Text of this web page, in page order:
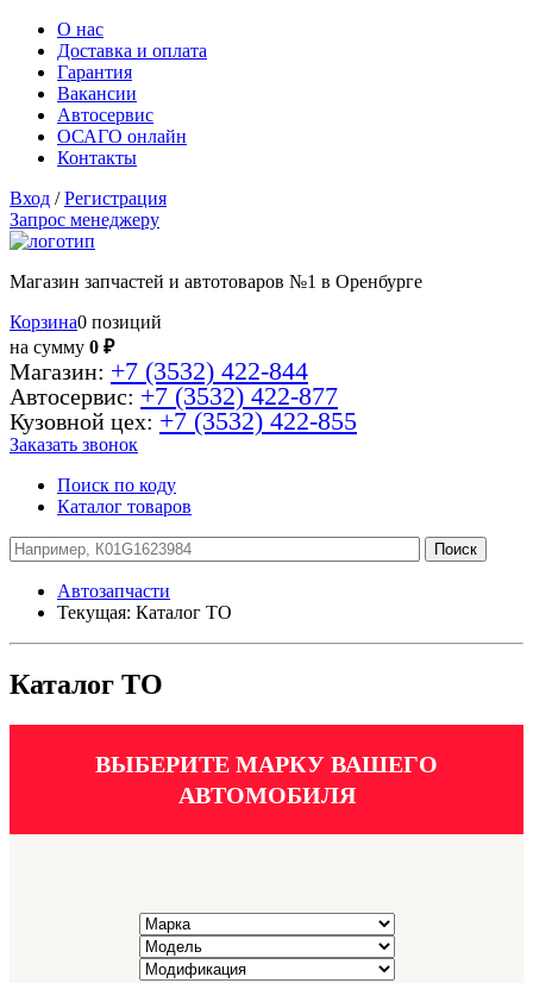
О нас
Доставка и оплата
Гарантия
Вакансии
Автосервис
ОСАГО онлайн
Контакты
Вход / Регистрация
Запрос менеджеру
Магазин запчастей и автотоваров №1 в Оренбурге
Корзина0 позиций
на сумму 0 ₽
Магазин: +7 (3532) 422-844
Автосервис: +7 (3532) 422-877
Кузовной цех: +7 (3532) 422-855
Заказать звонок
Поиск по коду
Каталог товаров
Автозапчасти
Текущая: Каталог ТО
Каталог ТО
ВЫБЕРИТЕ МАРКУ ВАШЕГО
АВТОМОБИЛЯ